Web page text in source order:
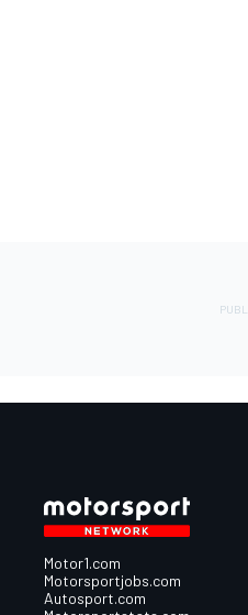
Motor1.com
Motorsportjobs.com
Autosport.com